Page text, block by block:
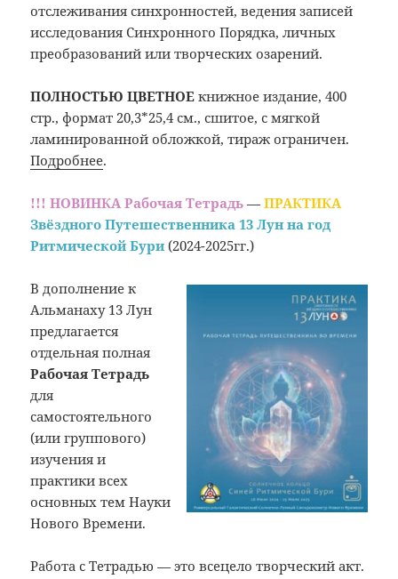
отслеживания синхронностей, ведения записей
исследования Синхронного Порядка, личных
преобразований или творческих озарений.
ПОЛНОСТЬЮ ЦВЕТНОЕ книжное издание, 400
стр., формат 20,3*25,4 см., сшитое, с мягкой
ламинированной обложкой, тираж ограничен.
Подробнее.
!!! НОВИНКА Рабочая Тетрадь —ПРАКТИКА
Звёздного Путешественника 13 Лун на год
Ритмической Бури (2024-2025гг.)
В дополнение к
Альманаху 13 Лун
предлагается
отдельная полная
Рабочая Тетрадь
для
самостоятельного
(или группового)
изучения и
практики всех
основных тем Науки
Нового Времени.
Работа с Тетрадью—это всецело творческий акт.